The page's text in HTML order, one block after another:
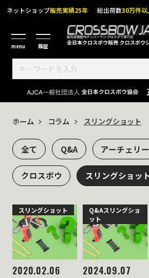
ネットショップ販売実績25年 総出荷数30万件以
ホーム コラム スリングショット
全て Q&A アーチェリー
クロスボウ スリングショッ
スリングショット
2020.02.06
Q&Aスリングショ
ット
2024.09.07